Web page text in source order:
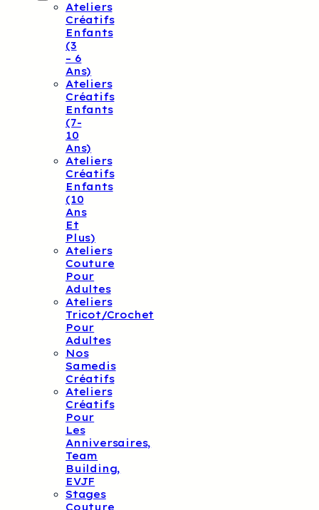
Ateliers
Créatifs
Enfants
(3
– 6
Ans)
Ateliers
Créatifs
Enfants
(7-
10
Ans)
Ateliers
Créatifs
Enfants
(10
Ans
Et
Plus)
Ateliers
Couture
Pour
Adultes
Ateliers
Tricot/crochet
Pour
Adultes
Nos
Samedis
Créatifs
Ateliers
Créatifs
Pour
Les
Anniversaires,
Team
Building,
EVJF
Stages
Couture